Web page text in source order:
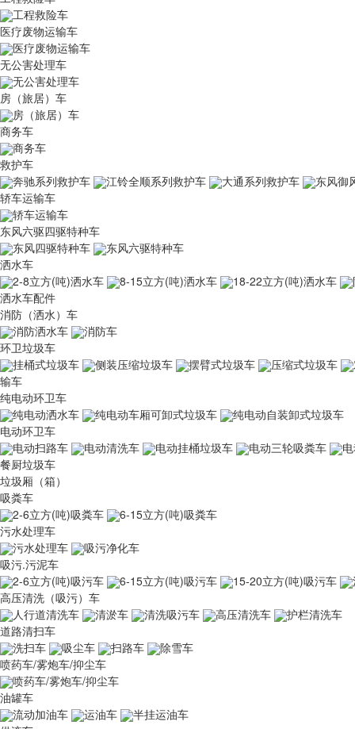
工程救险车
医疗废物运输车
医疗废物运输车
无公害处理车
无公害处理车
房（旅居）车
房（旅居）车
商务车
商务车
救护车
奔驰系列救护车
江铃全顺系列救护车 大通系列救护车
东风御
轿车运输车
轿车运输车
东风六驱四驱特种车
东风四驱特种车
东风六驱特种车
洒水车
2-8立方(吨)洒水车
8-15立方(吨)洒水车 18-22立方(吨)洒水车
洒水车配件
消防（洒水）车
消防洒水车
消防车
环卫垃圾车
挂桶式垃圾车
侧装压缩垃圾车 摆臂式垃圾车 压缩式垃圾车
输车
纯电动环卫车
纯电动洒水车
纯电动车厢可卸式垃圾车
纯电动自装卸式垃圾车
电动环卫车
电动扫路车
电动清洗车 电动挂桶垃圾车 电动三轮吸粪车
餐厨垃圾车
垃圾厢（箱）
吸粪车
2-6立方(吨)吸粪车
6-15立方(吨)吸粪车
污水处理车
污水处理车
吸污净化车
吸污.污泥车
2-6立方(吨)吸污车
6-15立方(吨)吸污车 15-20立方(吨)吸污车
高压清洗（吸污）车
人行道清洗车
清淤车 清洗吸污车 高压清洗车
护栏清洗车
道路清扫车
洗扫车
吸尘车 扫路车
除雪车
喷药车/雾炮车/抑尘车
喷药车/雾炮车/抑尘车
油罐车
流动加油车
运油车
半挂运油车